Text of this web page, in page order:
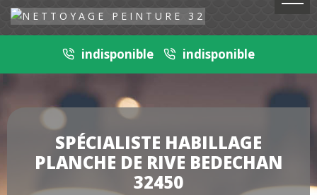
indisponible indisponible
SPÉCIALISTE HABILLAGE
PLANCHE DE RIVE BEDECHAN
32450